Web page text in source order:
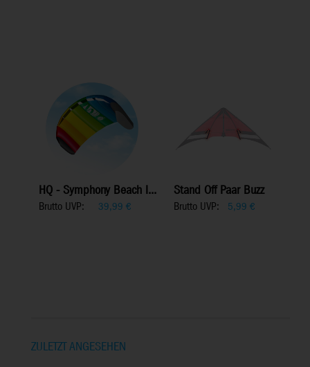
HQ - Symphony Beach I...
Brutto UVP: 39,99 €
Stand Off Paar Buzz
Brutto UVP: 5,99 €
ZULETZT ANGESEHEN